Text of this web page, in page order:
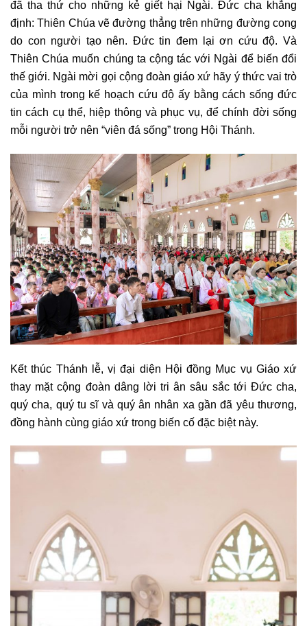
đã tha thứ cho những kẻ giết hại Ngài. Đức cha khẳng
định: Thiên Chúa vẽ đường thẳng trên những đường cong
do con người tạo nên. Đức tin đem lại ơn cứu độ. Và
Thiên Chúa muốn chúng ta cộng tác với Ngài để biến đổi
thế giới. Ngài mời gọi cộng đoàn giáo xứ hãy ý thức vai trò
của mình trong kế hoạch cứu độ ấy bằng cách sống đức
tin cách cụ thể, hiệp thông và phục vụ, để chính đời sống
mỗi người trở nên “viên đá sống” trong Hội Thánh.
Kết thúc Thánh lễ, vị đại diện Hội đồng Mục vụ Giáo xứ
thay mặt cộng đoàn dâng lời tri ân sâu sắc tới Đức cha,
quý cha, quý tu sĩ và quý ân nhân xa gần đã yêu thương,
đồng hành cùng giáo xứ trong biến cố đặc biệt này.